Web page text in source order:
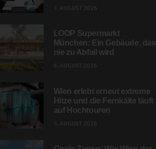
LOOP Supermarkt
München: Ein Gebäude, das
nie zu Abfall wird
Wien erlebt erneut extreme
Hitze und die Fernkälte läuft
auf Hochtouren